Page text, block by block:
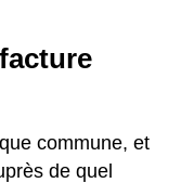
commune, et
de quel